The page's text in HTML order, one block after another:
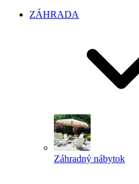
ZÁHRADA
Záhradný nábytok